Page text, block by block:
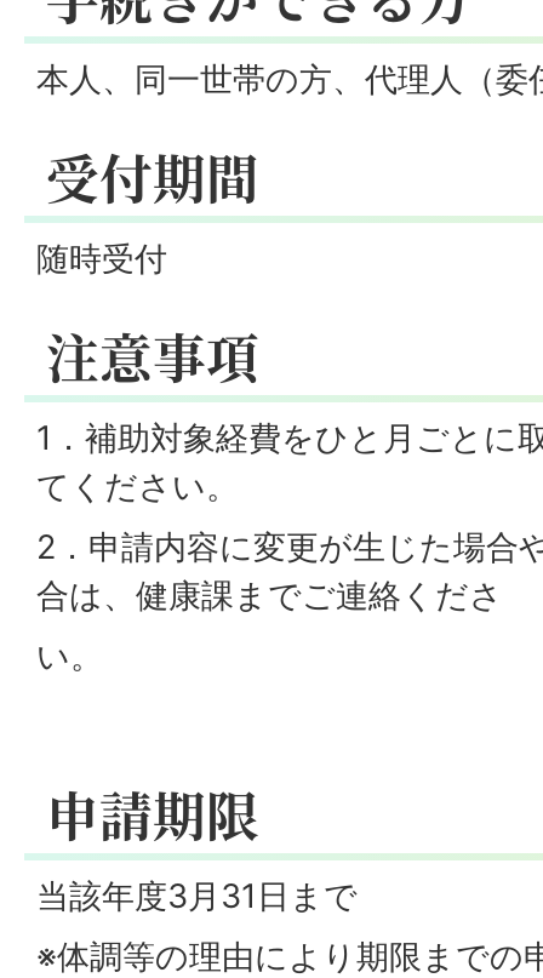
本人、同一世帯の方、代理人（
受付期間
随時受付
注意事項
1．補助対象経費をひと月ごとに
てください。
2．申請内容に変更が生じた場合
合は、健康課までご連絡くださ
い。
申請期限
当該年度3月31日まで
※体調等の理由により期限までの